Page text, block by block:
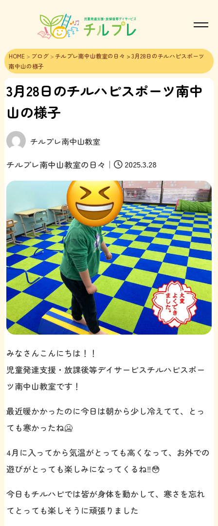
HOME> ブログ> チルプレ南中山教室の日々 > 3月28日のチルハピスポーツ
南中山の様子
3月28日のチルハピスポーツ南中
山の様子
チルプレ南中山教室
チルプレ南中山教室の日々 ｜ 2025.3.28
みなさんこんにちは！！
児童発達支援・放課後等デイサービスチルハピスポー
ツ南中山教室です！
最近暖かかったのに今日は朝から少し冷えてて、とっ
ても寒かったね🥶
4月に入ってから気温がとっても高くなって、お外での
遊びがとっても楽しみになってくるね‼️😳
今日もチルハピでは皆が身体を動かして、寒さを忘れ
てとっても楽しそうに頑張りました